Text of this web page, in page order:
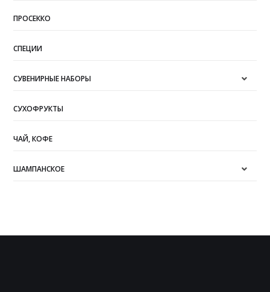
ПРОСЕККО
СПЕЦИИ
СУВЕНИРНЫЕ НАБОРЫ
СУХОФРУКТЫ
ЧАЙ, КОФЕ
ШАМПАНСКОЕ